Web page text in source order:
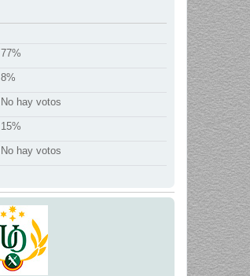
77%
8%
No hay votos
15%
No hay votos